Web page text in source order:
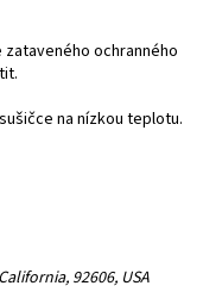
ochranného
na nízkou teplotu.
92606, USA